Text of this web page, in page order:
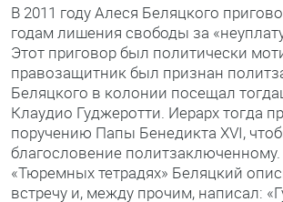
В 2011 году Алеся Беляцкого
годам лишения свободы за
Этот приговор был политически
правозащитник был признан
Беляцкого в колонии посещал
Клаудио Гуджеротти. Иерарх тогда
поручению Папы Бенедикта XVI,
благословение
«Тюремных тетрадях» Беляцкий
встречу и, между прочим, написал: